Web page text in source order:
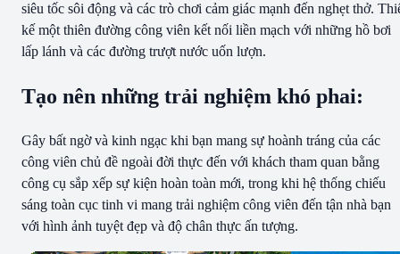
siêu tốc sôi động và các trò chơi cảm giác mạnh đến nghẹt thở.
kế một thiên đường công viên kết nối liền mạch với những hồ bơi
lấp lánh và các đường trượt nước uốn lượn.
Tạo nên những trải nghiệm khó phai:
Gây bất ngờ và kinh ngạc khi bạn mang sự hoành tráng của các
công viên chủ đề ngoài đời thực đến với khách tham quan bằng
công cụ sắp xếp sự kiện hoàn toàn mới, trong khi hệ thống chiếu
sáng toàn cục tinh vi mang trải nghiệm công viên đến tận nhà bạn
với hình ảnh tuyệt đẹp và độ chân thực ấn tượng.